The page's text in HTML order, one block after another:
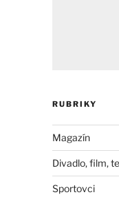
RUBRIKY
Magazín
Divadlo, film,
Sportovci